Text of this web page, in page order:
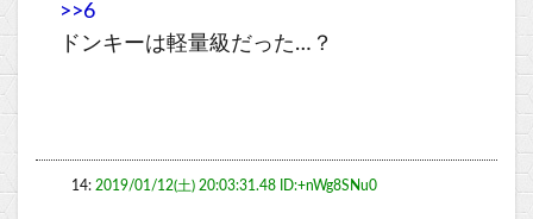
>>6
ドンキーは軽量級だった…？
14: 2019/01/12(土) 20:03:31.48 ID:+nWg8SNu0